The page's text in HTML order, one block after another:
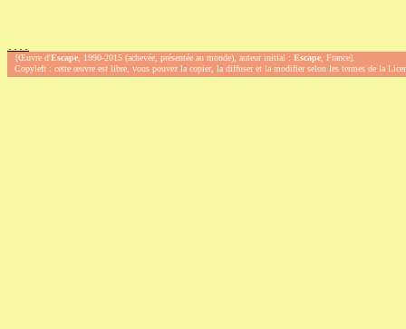
[Œuvre d'Escape, 1990-2015 (achevée, présentée au monde), auteur initial :Escape, France].
Copyleft : cette œuvre est libre, vous pouvez la copier, la diffuser et la modifier selon les termes de la